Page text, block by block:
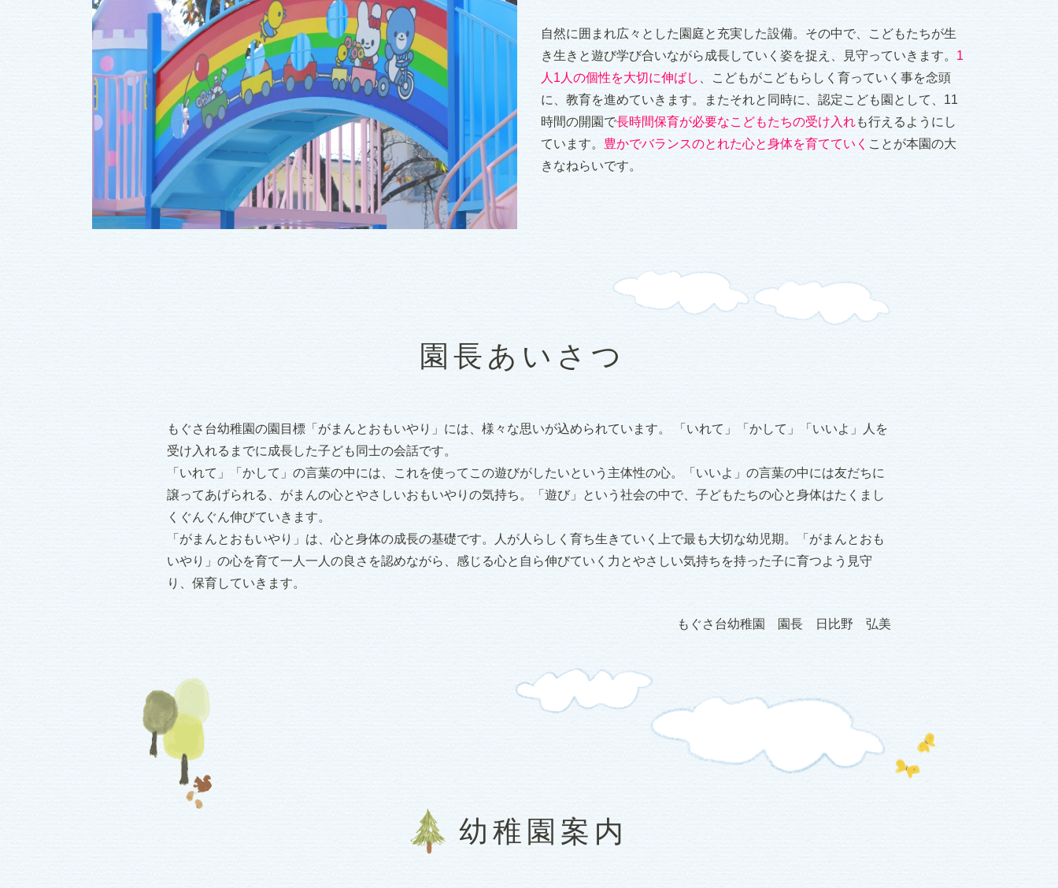
自然に囲まれ広々とした園庭と充実した設備。その中で、こどもたちが生
き生きと遊び学び合いながら成長していく姿を捉え、見守っていきます。 1
人1人の個性を大切に伸ばし 、こどもがこどもらしく育っていく事を念頭
に、教育を進めていきます。またそれと同時に、認定こども園として、11
時間の開園で長時間保育が必要なこどもたちの受け入れも行えるようにし
ています。 豊かでバランスのとれた心と身体を育てていく ことが本園の大
きなねらいです。
園長あいさつ
もぐさ台幼稚園の園目標「がまんとおもいやり」には、様々な思いが込められています。 「いれて」「かして」「いいよ」人を
受け入れるまでに成長した子ども同士の会話です。
「いれて」「かして」の言葉の中には、これを使ってこの遊びがしたいという主体性の心。「いいよ」の言葉の中には友だちに
譲ってあげられる、がまんの心とやさしいおもいやりの気持ち。「遊び」という社会の中で、子どもたちの心と身体はたくまし
くぐんぐん伸びていきます。
「がまんとおもいやり」は、心と身体の成長の基礎です。人が人らしく育ち生きていく上で最も大切な幼児期。「がまんとおも
いやり」の心を育て一人一人の良さを認めながら、感じる心と自ら伸びていく力とやさしい気持ちを持った子に育つよう見守
り、保育していきます。
もぐさ台幼稚園 園長 日比野 弘美
幼稚園案内